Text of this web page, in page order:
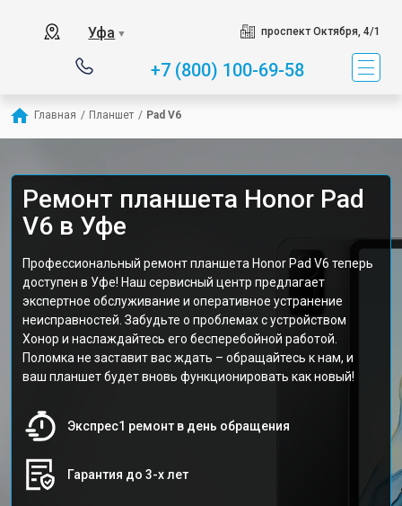
Уфа ▼ проспект Октября, 4/1
+7 (800) 100-69-58
Главная / Планшет / Pad V6
Ремонт планшета Honor Pad
V6 в Уфе
Профессиональный ремонт планшета Honor Pad V6 теперь
доступен в Уфе! Наш сервисный центр предлагает
экспертное обслуживание и оперативное устранение
неисправностей. Забудьте о проблемах с устройством
Хонор и наслаждайтесь его бесперебойной работой.
Поломка не заставит вас ждать – обращайтесь к нам, и
ваш планшет будет вновь функционировать как новый!
Экспрес1 ремонт в день обращения
Гарантия до 3-х лет